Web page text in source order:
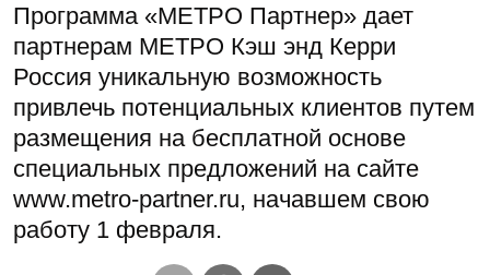
Программа «МЕТРО Партнер» дает
партнерам МЕТРО Кэш энд Керри
Россия уникальную возможность
привлечь потенциальных клиентов путем
размещения на бесплатной основе
специальных предложений на сайте
www.metro-partner.ru, начавшем свою
работу 1 февраля.